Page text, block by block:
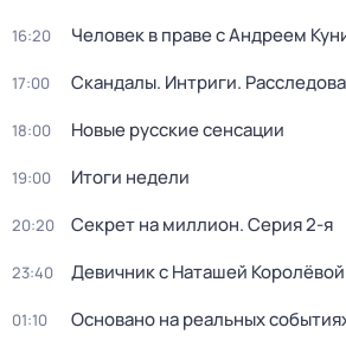
16:20 Человек в праве с Андреем
17:00 Скандалы. Интриги.
18:00 Новые русские сенсации
19:00 Итоги недели
20:20 Секрет на миллион. Серия 2-я
23:40 Девичник с Наташей Королёвой
01:10 Основано на реальных